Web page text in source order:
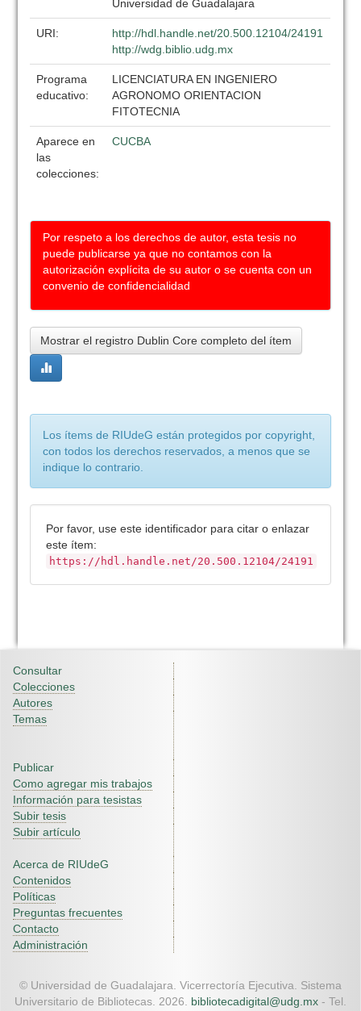
Universidad de Guadalajara
URI:
http://hdl.handle.net/20.500.12104/24191
http://wdg.biblio.udg.mx
Programa
educativo:
LICENCIATURA EN INGENIERO
AGRONOMO ORIENTACION
FITOTECNIA
Aparece en
las
colecciones:
CUCBA
Por respeto a los derechos de autor, esta tesis no
puede publicarse ya que no contamos con la
autorización explícita de su autor o se cuenta con un
convenio de confidencialidad
Mostrar el registro Dublin Core completo del ítem
Los ítems de RIUdeG están protegidos por copyright,
con todos los derechos reservados, a menos que se
indique lo contrario.
Por favor, use este identificador para citar o enlazar
este ítem:
https://hdl.handle.net/20.500.12104/24191
Consultar
Colecciones
Autores
Temas
Publicar
Como agregar mis trabajos
Información para tesistas
Subir tesis
Subir artículo
Acerca de RIUdeG
Contenidos
Políticas
Preguntas frecuentes
Contacto
Administración
© Universidad de Guadalajara. Vicerrectoría Ejecutiva. Sistema
Universitario de Bibliotecas. 2026. bibliotecadigital@udg.mx - Tel.